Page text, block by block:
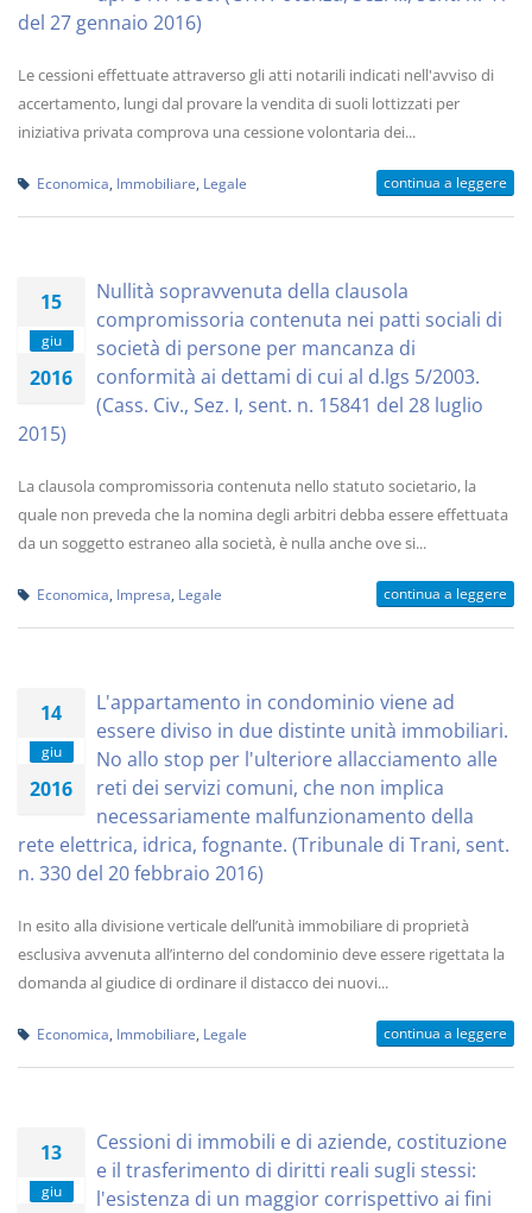
del 27 gennaio 2016)
Le cessioni effettuate attraverso gli atti notarili indicati nell'avviso di
accertamento, lungi dal provare la vendita di suoli lottizzati per
iniziativa privata comprova una cessione volontaria dei...
Economica Immobiliare Legale continua a leggere
15
giu
2016
Nullità sopravvenuta della clausola
compromissoria contenuta nei patti sociali di
società di persone per mancanza di
conformità ai dettami di cui al d.lgs 5/2003.
(Cass. Civ., Sez. I, sent. n. 15841 del 28 luglio
2015)
La clausola compromissoria contenuta nello statuto societario, la
quale non preveda che la nomina degli arbitri debba essere effettuata
da un soggetto estraneo alla società, è nulla anche ove si...
Economica Impresa Legale continua a leggere
14
giu
2016
L'appartamento in condominio viene ad
essere diviso in due distinte unità immobiliari.
No allo stop per l'ulteriore allacciamento alle
reti dei servizi comuni, che non implica
necessariamente malfunzionamento della
rete elettrica, idrica, fognante. (Tribunale di Trani, sent.
n. 330 del 20 febbraio 2016)
In esito alla divisione verticale dell’unità immobiliare di proprietà
esclusiva avvenuta all’interno del condominio deve essere rigettata la
domanda al giudice di ordinare il distacco dei nuovi...
Economica Immobiliare Legale continua a leggere
13
giu
Cessioni di immobili e di aziende, costituzione
e il trasferimento di diritti reali sugli stessi:
l'esistenza di un maggior corrispettivo ai fini